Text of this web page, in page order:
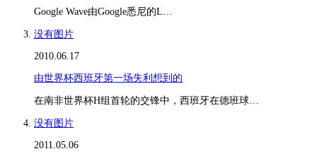
Google Wave由Google悉尼的L…
没有图片
2010.06.17
由世界杯西班牙第一场失利想到的
在南非世界杯H组首轮的交锋中，西班牙在德班球…
没有图片
2011.05.06